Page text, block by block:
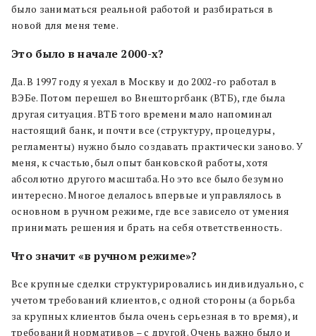
было заниматься реальной работой и разбираться в
новой для меня теме.
Это было в начале 2000-х?
Да. В 1997 году я уехал в Москву и до 2002-го работал в
ВЭБе. Потом перешел во Внешторгбанк (ВТБ), где была
другая ситуация. ВТБ того времени мало напоминал
настоящий банк, и почти все (структуру, процедуры,
регламенты) нужно было создавать практически заново. У
меня, к счастью, был опыт банковской работы, хотя
абсолютно другого масштаба. Но это все было безумно
интересно. Многое делалось впервые и управлялось в
основном в ручном режиме, где все зависело от умения
принимать решения и брать на себя ответственность.
Что значит «в ручном режиме»?
Все крупные сделки структурировались индивидуально, с
учетом требований клиентов, с одной стороны (а борьба
за крупных клиентов была очень серьезная в то время), и
требований нормативов – с другой. Очень важно было и